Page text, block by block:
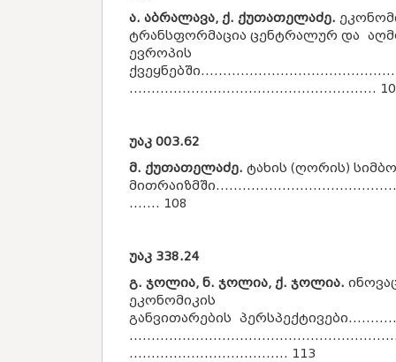
ა. აბრალავა, ქ. ქუთათელაძე.
ტრანსფორმაცია ცენტრალურ და
ევროპის
........................................................
უაკ 003.62
მ. ქუთათელაძე. ტახის (ღორის)
....... 108
უაკ 338.24
გ. ჯოლია, ნ. ჯოლია, ქ. ჯოლია.
ეკონომიკის
განვითარების
.................................... 113